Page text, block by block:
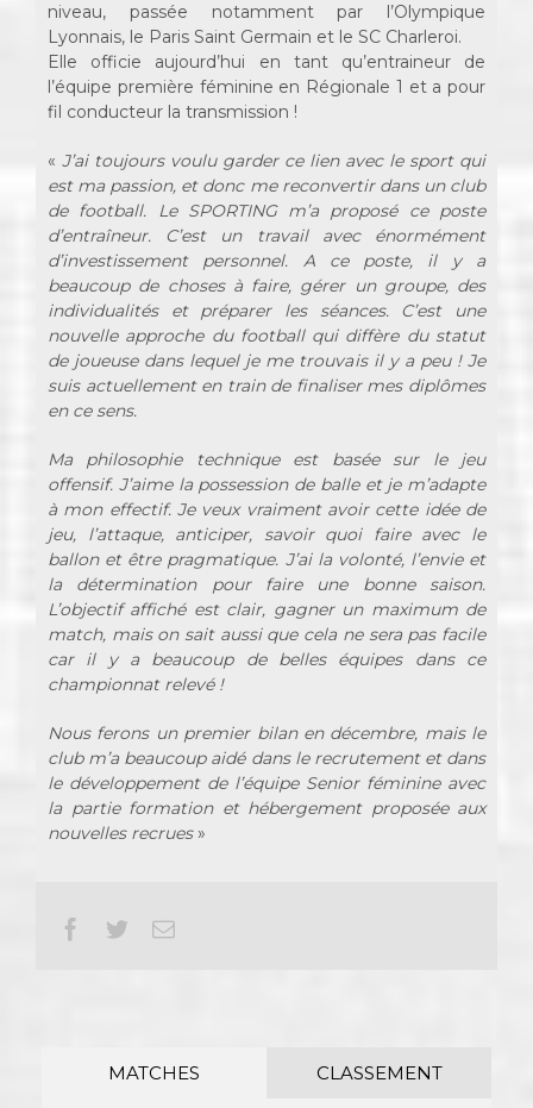
niveau, passée notamment par l’Olympique
Lyonnais, le Paris Saint Germain et le SC Charleroi.
Elle officie aujourd’hui en tant qu’entraineur de
l’équipe première féminine en Régionale 1 et a pour
fil conducteur la transmission !
« J’ai toujours voulu garder ce lien avec le sport qui
est ma passion, et donc me reconvertir dans un club
de football. Le SPORTING m’a proposé ce poste
d’entraîneur. C’est un travail avec énormément
d’investissement personnel. A ce poste, il y a
beaucoup de choses à faire, gérer un groupe, des
individualités et préparer les séances. C’est une
nouvelle approche du football qui diffère du statut
de joueuse dans lequel je me trouvais il y a peu ! Je
suis actuellement en train de finaliser mes diplômes
en ce sens.
Ma philosophie technique est basée sur le jeu
offensif. J’aime la possession de balle et je m’adapte
à mon effectif. Je veux vraiment avoir cette idée de
jeu, l’attaque, anticiper, savoir quoi faire avec le
ballon et être pragmatique. J’ai la volonté, l’envie et
la détermination pour faire une bonne saison.
L’objectif affiché est clair, gagner un maximum de
match, mais on sait aussi que cela ne sera pas facile
car il y a beaucoup de belles équipes dans ce
championnat relevé !
Nous ferons un premier bilan en décembre, mais le
club m’a beaucoup aidé dans le recrutement et dans
le développement de l’équipe Senior féminine avec
la partie formation et hébergement proposée aux
nouvelles recrues»
Facebook
TwitterEmail
MATCHES CLASSEMENT